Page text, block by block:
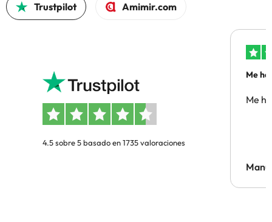
Trustpilot Amimir.com
4.5 sobre 5 basado en 1735 valoraciones
Me
Me